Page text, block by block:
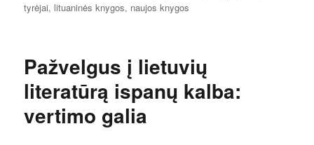
tyrėjai, lituaninės knygos, naujos knygos
Pažvelgus į lietuvių
literatūrą ispanų kalba:
vertimo galia